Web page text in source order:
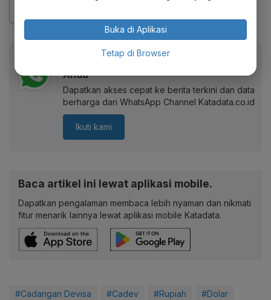
Berita Katadata.co.id di WhatsApp
Anda
Dapatkan akses cepat ke berita terkini dan data
berharga dari WhatsApp Channel Katadata.co.id
Ikuti kami
Baca artikel ini lewat aplikasi mobile.
Dapatkan pengalaman membaca lebih nyaman dan nikmati
fitur menarik lainnya lewat aplikasi mobile Katadata.
#Cadangan Devisa #Cadev #Rupiah #Dolar
Buka di Aplikasi
Tetap di Browser